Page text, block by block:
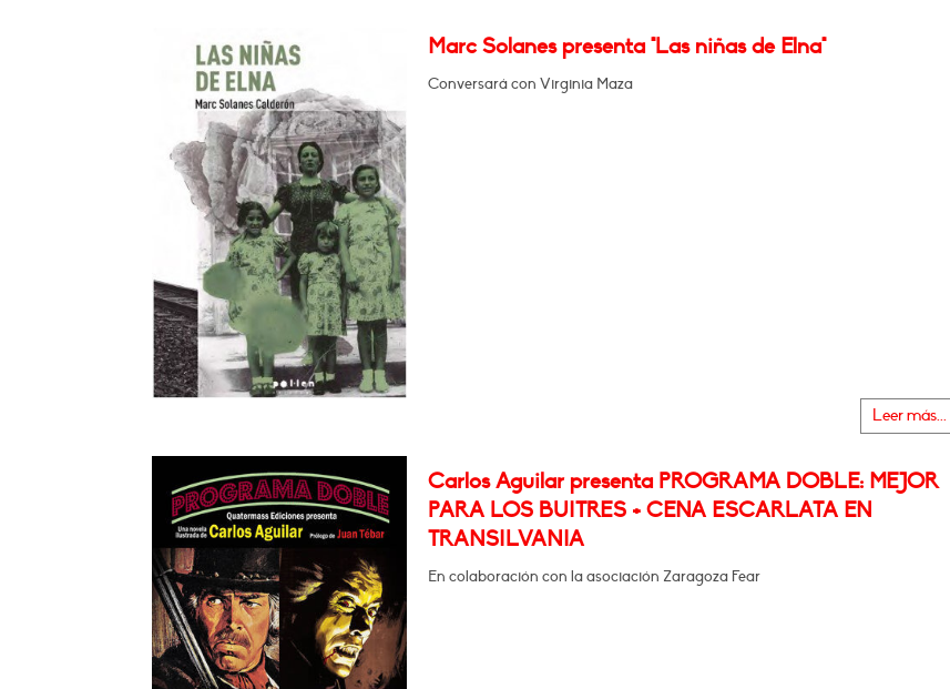
Marc Solanes presenta "Las niñas de Elna"
Conversará con Virginia Maza
Leer más...
Carlos Aguilar presenta PROGRAMA DOBLE: MEJOR
PARA LOS BUITRES + CENA ESCARLATA EN
TRANSILVANIA
En colaboración con la asociación Zaragoza Fear